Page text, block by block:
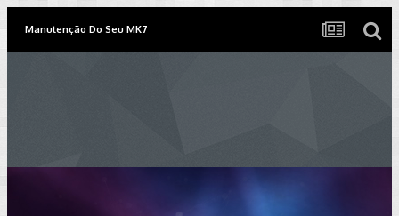
Manutenção Do Seu MK7